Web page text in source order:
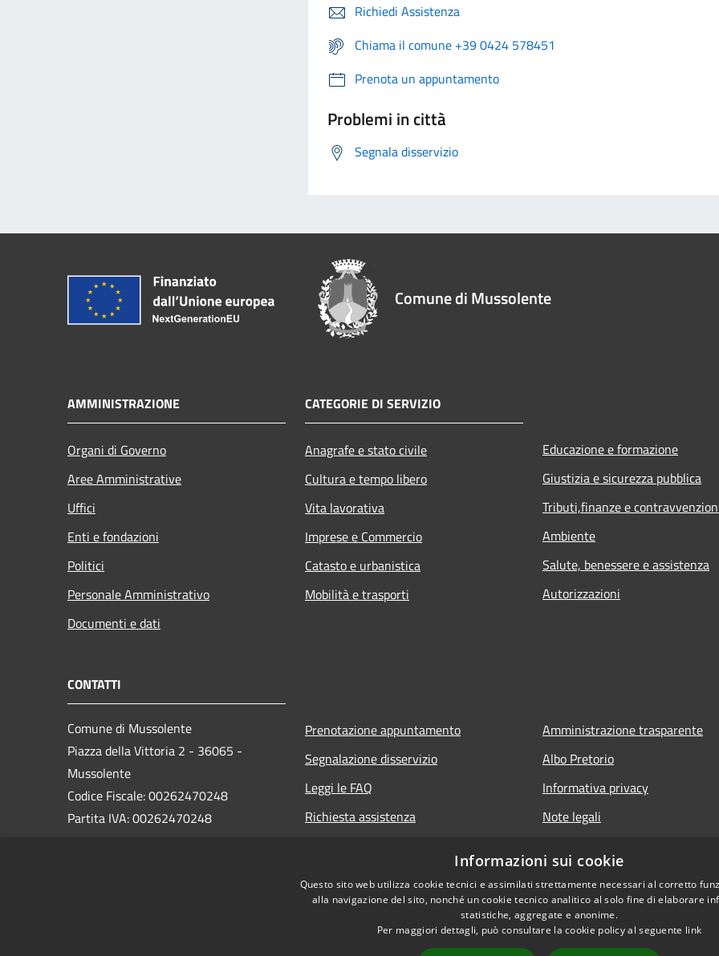
Richiedi Assistenza
Chiama il comune +39 0424 578451
Prenota un appuntamento
Problemi in città
Segnala disservizio
Comune di Mussolente
AMMINISTRAZIONE
Organi di Governo
Aree Amministrative
Uffici
Enti e fondazioni
Politici
Personale Amministrativo
Documenti e dati
CATEGORIE DI SERVIZIO
Anagrafe e stato civile
Cultura e tempo libero
Vita lavorativa
Imprese e Commercio
Catasto e urbanistica
Mobilità e trasporti
Educazione e formazione
Giustizia e sicurezza pubblica
Tributi,finanze e
Ambiente
Salute, benessere e assistenza
Autorizzazioni
CONTATTI
Comune di Mussolente
Piazza della Vittoria 2 - 36065 -
Mussolente
Codice Fiscale: 00262470248
Partita IVA: 00262470248
Prenotazione appuntamento
Segnalazione disservizio
Leggi le FAQ
Richiesta assistenza
Amministrazione trasparente
Albo Pretorio
Informativa privacy
Note legali
Informazioni sui cookie
Questo sito web utilizza cookie tecnici e assimilati strettamente necessari al corretto
alla navigazione del sito, nonché un cookie tecnico analitico al solo fine di elaborare
statistiche, aggregate e anonime.
Per maggiori dettagli, può consultare la cookie policy al seguente link